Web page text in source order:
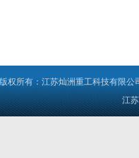
版权所有：江苏灿洲重工科技有限
江